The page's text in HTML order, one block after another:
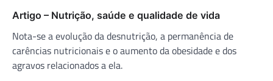
Artigo – Nutrição, saúde e qualidade de vida
Nota-se a evolução da desnutrição, a permanência de
carências nutricionais e o aumento da obesidade e dos
agravos relacionados a ela.